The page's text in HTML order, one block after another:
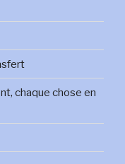
chaque chose en